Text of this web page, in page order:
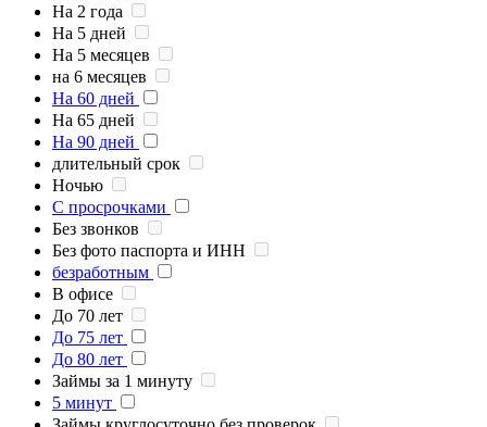
На 2 года
На 5 дней
На 5 месяцев
на 6 месяцев
На 60 дней
На 65 дней
На 90 дней
длительный срок
Ночью
С просрочками
Без звонков
Без фото паспорта и ИНН
безработным
В офисе
До 70 лет
До 75 лет
До 80 лет
Займы за 1 минуту
5 минут